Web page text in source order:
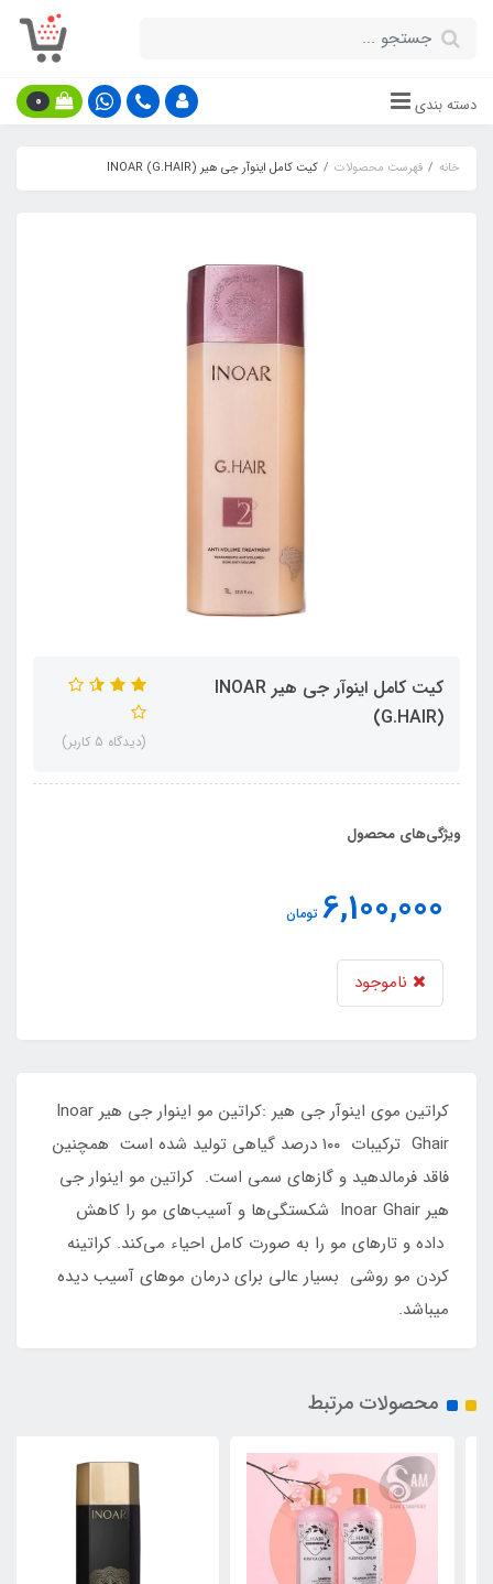
دسته بندی 0
خانه فهرست محصولات کیت کامل اینوآر جی هیر INOAR (G.HAIR)
کیت کامل اینوآر جی هیر INOAR
(G.HAIR)
(دیدگاه 5 کاربر)
ویژگی‌های محصول
6,100,000 تومان
ناموجود
کراتین موی اینوآر جی هیر :کراتین مو اینوار جی هیر Inoar
Ghair ترکیبات ۱۰۰ درصد گیاهی تولید شده است همچنین
فاقد فرمالدهید و گازهای سمی است. کراتین مو اینوار جی
هیر Inoar Ghair شکستگی‌ها و آسیب‌های مو را کاهش
داده و تارهای مو را به صورت کامل احیاء می‌کند. کراتینه
کردن مو روشی بسیار عالی برای درمان موهای آسیب دیده
میباشد.
محصولات مرتبط